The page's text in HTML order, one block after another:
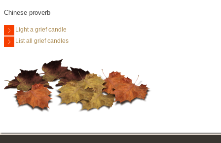
Chinese proverb
Light a grief candle
List all grief candles